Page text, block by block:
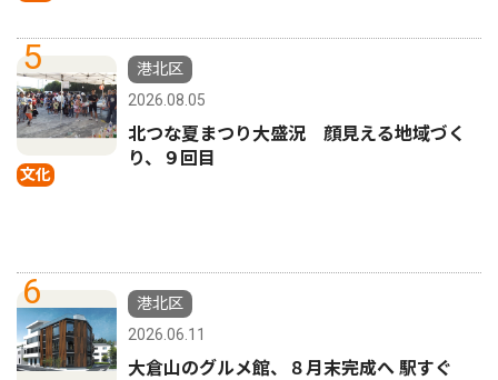
5
文化
港北区
2026.08.05
北つな夏まつり大盛況 顔見える地域づく
り、９回目
6
港北区
2026.06.11
大倉山のグルメ館、８月末完成へ 駅すぐ